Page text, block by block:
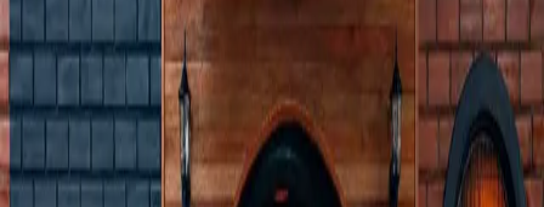
Cafeterias
Mandaguari
ASSUCAR Padaria Artesanal
Sobre oASSUCAR Padaria Artesanal